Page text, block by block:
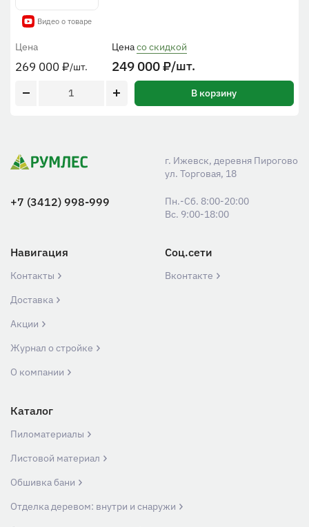
Видео о товаре
Цена
269 000₽/шт.
Ценасо скидкой
249 000₽/шт.
В корзину
г. Ижевск, деревня Пирогово
ул. Торговая, 18
+7 (3412) 998-999
Пн.-Сб. 8:00-20:00
Вс. 9:00-18:00
Навигация
Контакты
Доставка
Акции
Журнал о стройке
О компании
Соц.сети
Вконтакте
Каталог
Пиломатериалы
Листовой материал
Обшивка бани
Отделка деревом: внутри и снаружи